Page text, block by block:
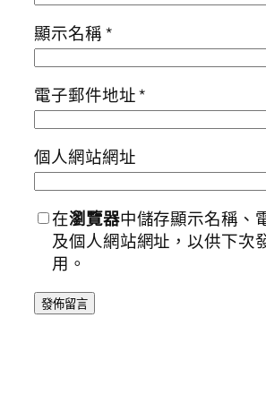
顯示名稱*
電子郵件地址*
個人網站網址
在瀏覽器中儲存顯示名稱、
及個人網站網址，以供下次
用。